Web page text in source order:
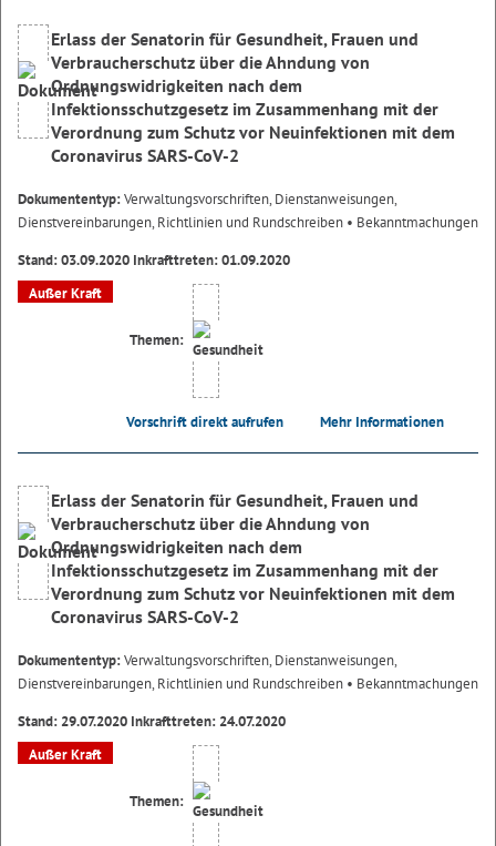
Erlass der Senatorin für Gesundheit, Frauen und
Verbraucherschutz über die Ahndung von
Ordnungswidrigkeiten nach dem
Infektionsschutzgesetz im Zusammenhang mit der
Verordnung zum Schutz vor Neuinfektionen mit dem
Coronavirus SARS-CoV-2
Dokumententyp:Verwaltungsvorschriften, Dienstanweisungen,
Dienstvereinbarungen, Richtlinien und Rundschreiben • Bekanntmachungen
Stand: 03.09.2020 Inkrafttreten: 01.09.2020
Außer Kraft
Themen:
Vorschrift direkt aufrufen Mehr Informationen
Erlass der Senatorin für Gesundheit, Frauen und
Verbraucherschutz über die Ahndung von
Ordnungswidrigkeiten nach dem
Infektionsschutzgesetz im Zusammenhang mit der
Verordnung zum Schutz vor Neuinfektionen mit dem
Coronavirus SARS-CoV-2
Dokumententyp:Verwaltungsvorschriften, Dienstanweisungen,
Dienstvereinbarungen, Richtlinien und Rundschreiben • Bekanntmachungen
Stand: 29.07.2020 Inkrafttreten: 24.07.2020
Außer Kraft
Themen: